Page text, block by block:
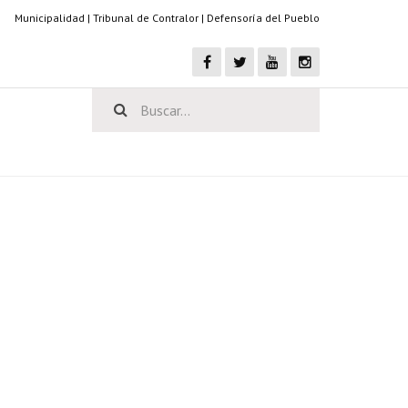
Municipalidad | Tribunal de Contralor | Defensoría del Pueblo